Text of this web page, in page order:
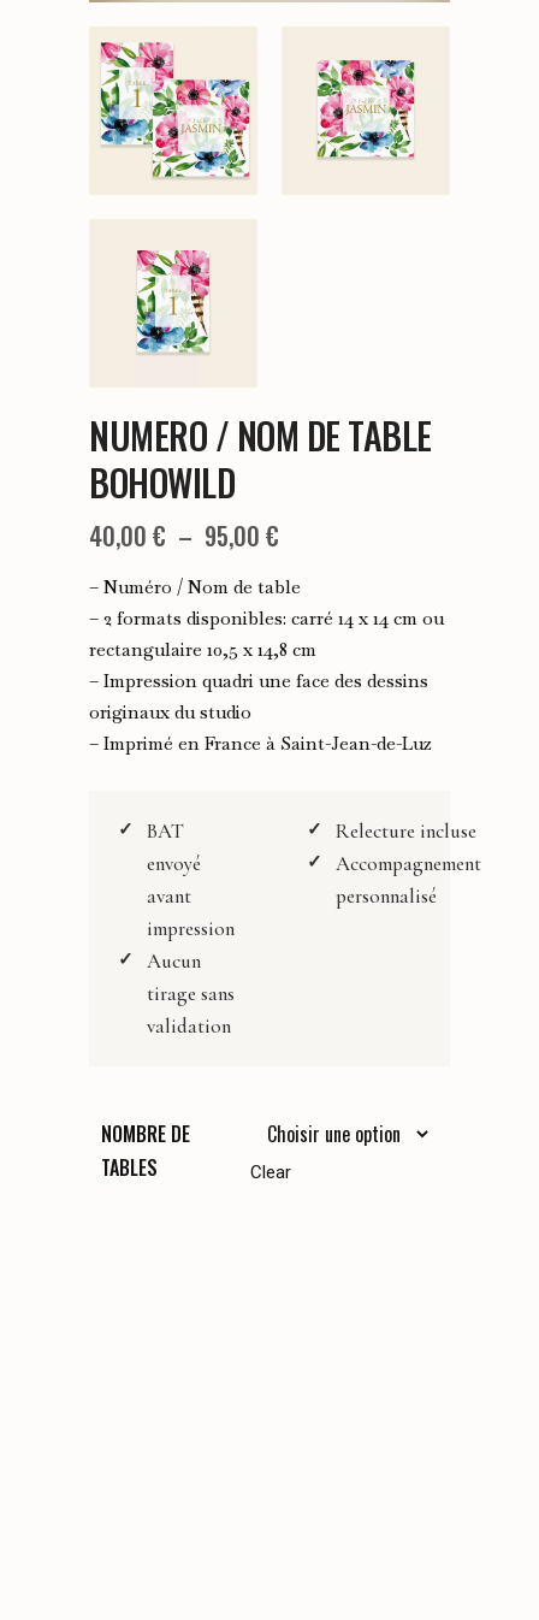
NUMERO / NOM DE TABLE
BOHOWILD
40,00 € – 95,00 €
de
prix :
40,00 €
à
95,00 €
– Numéro / Nom de table
– 2 formats disponibles: carré 14 x 14 cm ou
rectangulaire 10,5 x 14,8 cm
– Impression quadri une face des dessins
originaux du studio
– Imprimé en France à Saint-Jean-de-Luz
BAT
envoyé
avant
impression
Aucun
tirage sans
validation
Relecture incluse
Accompagnement
personnalisé
NOMBRE DE
TABLES
Clear